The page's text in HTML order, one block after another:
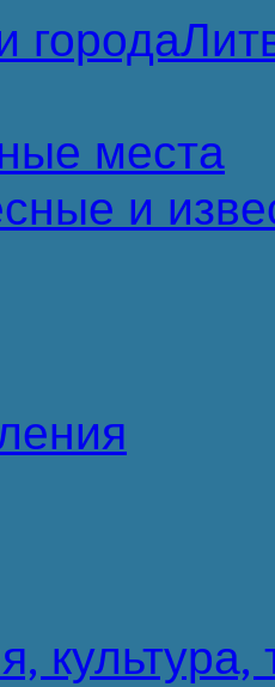
города
места
и
культура,